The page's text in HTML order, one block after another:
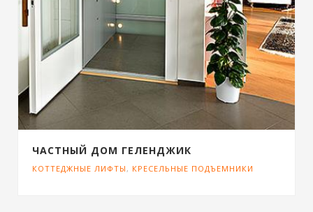
ЧАСТНЫЙ ДОМ ГЕЛЕНДЖИК
КОТТЕДЖНЫЕ ЛИФТЫ , КРЕСЕЛЬНЫЕ ПОДЪЕМНИКИ